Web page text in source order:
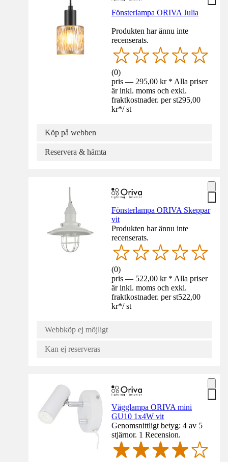
Fönsterlampa ORIVA Julia
Produkten har ännu inte
recenserats.
(0)
pris — 295,00 kr * Alla priser
är inkl. moms och exkl.
fraktkostnader. per st295,00
kr*/ st
Köp på webben
Reservera & hämta
Fönsterlampa ORIVA Skeppar
vit
Produkten har ännu inte
recenserats.
(0)
pris — 522,00 kr * Alla priser
är inkl. moms och exkl.
fraktkostnader. per st522,00
kr*/ st
Webbköp ej möjligt
Kan ej reserveras
Vägglampa ORIVA mini
GU10 1x4W vit
Genomsnittligt betyg: 4 av 5
stjärnor. 1 Recension.